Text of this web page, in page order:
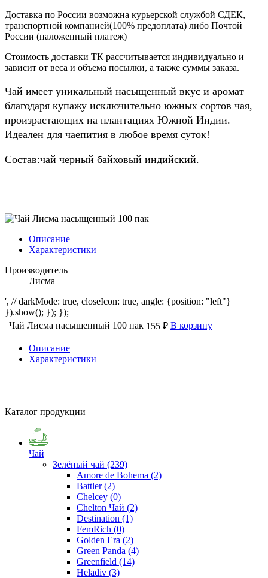
Доставка по России возможна курьерской службой СДЕК,
транспортной компанией(100% предоплата) либо Почтой
России (наложенный платеж)
Стоимость доставки ТК рассчитывается индивидуально и
зависит от веса и объема посылки, а также суммы заказа.
Чай имеет уникальный насыщенный вкус и аромат
благодаря купажу исключительно южных сортов чая,
произрастающих на плантациях Южной Индии.
Идеален для чаепития в любое время суток!
Состав:чай черный байховый индийский.
Описание
Характеристики
Производитель
Лисма
', // darkMode: true, closeIcon: true, angle: {position: "left"}
}).show(); }); });
Чай Лисма насыщенный 100 пак 155 ₽ В корзину
Описание
Характеристики
Каталог продукции
Чай
Зелёный чай (239)
Amore de Bohema (2)
Battler(2)
Chelcey (0)
Chelton Чай (2)
Destination (1)
FemRich (0)
Golden Era (2)
Green Panda (4)
Greenfield (14)
Heladiv (3)